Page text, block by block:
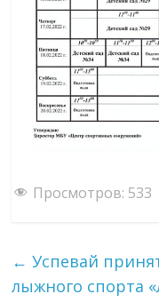
Просмотров: 533
← Успевай
лыжного спорта